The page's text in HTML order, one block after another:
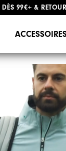
DÈS 99€+ &